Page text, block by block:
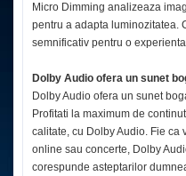
Micro Dimming analizeaza
pentru a adapta luminozitatea.
semnificativ pentru o
Dolby Audio ofera un sunet
Dolby Audio ofera un sunet
Profitati la maximum de
calitate, cu Dolby Audio. Fie ca
online sau concerte, Dolby
corespunde asteptarilor